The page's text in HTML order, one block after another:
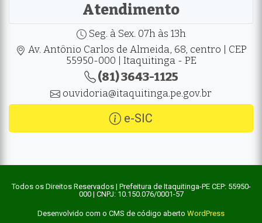
Atendimento
Seg. à Sex. 07h às 13h
Av. Antônio Carlos de Almeida, 68, centro | CEP
55950-000 | Itaquitinga - PE
(81) 3643-1125
ouvidoria@itaquitinga.pe.gov.br
e-SIC
Todos os Direitos Reservados | Prefeitura de Itaquitinga-PE CEP: 55950-
000 | CNPJ: 10.150.076/0001-57
Desenvolvido com o CMS de código aberto WordPress